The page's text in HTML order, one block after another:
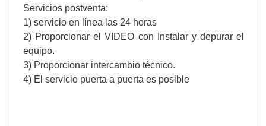
Servicios postventa:
1) servicio en línea las 24 horas
2) Proporcionar el VIDEO con Instalar y depurar el
equipo.
3) Proporcionar intercambio técnico.
4) El servicio puerta a puerta es posible